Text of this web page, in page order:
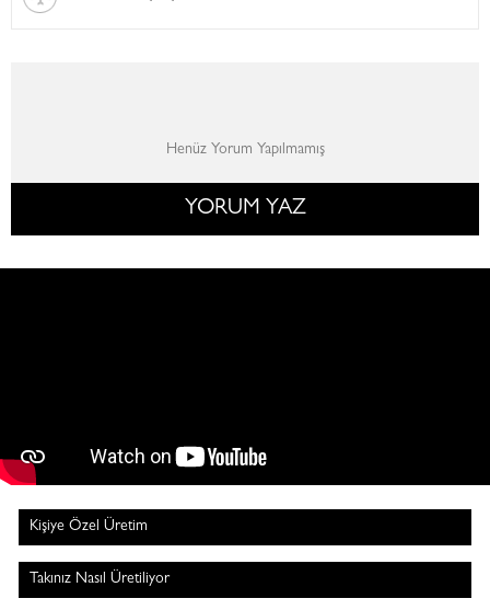
Henüz Yorum Yapılmamış
YORUM YAZ
Kişiye Özel Üretim
Takınız Nasıl Üretiliyor